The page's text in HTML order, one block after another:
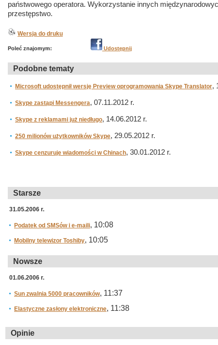
państwowego operatora. Wykorzystanie innych
przestępstwo.
Wersja do druku
Poleć znajomym: Udostępnij
Podobne tematy
Microsoft udostępnił wersję Preview oprogramowania Skype Translator,
Skype zastąpi Messengera, 07.11.2012 r.
Skype z reklamami już niedługo, 14.06.2012 r.
250 milionów użytkowników Skype, 29.05.2012 r.
Skype cenzuruje wiadomości w Chinach, 30.01.2012 r.
Starsze
31.05.2006 r.
Podatek od SMSów i e-maili, 10:08
Mobilny telewizor Toshiby, 10:05
Nowsze
01.06.2006 r.
Sun zwalnia 5000 pracowników, 11:37
Elastyczne zasłony elektroniczne, 11:38
Opinie